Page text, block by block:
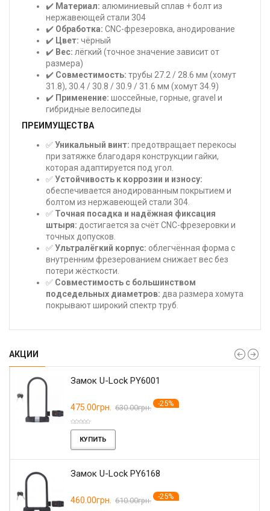
✔️ Материал: алюминиевый сплав + болт из
нержавеющей стали 304
✔️ Обработка: CNC-фрезеровка, анодирование
✔️ Цвет: чёрный
✔️ Вес: лёгкий (точное значение зависит от
размера)
✔️ Совместимость: трубы 27.2 / 28.6 мм (хомут
31.8), 30.4 / 30.8 / 30.9 / 31.6 мм (хомут 34.9)
✔️ Применение: шоссейные, горные, gravel и
гибридные велосипеды
ПРЕИМУЩЕСТВА
✅Уникальный винт: предотвращает перекосы
при затяжке благодаря конструкции гайки,
которая адаптируется под угол.
✅Устойчивость к коррозии и износу:
обеспечивается анодированным покрытием и
болтом из нержавеющей стали 304.
✅ Точная посадка и надёжная фиксация
штыря: достигается за счёт CNC-фрезеровки и
точных допусков.
✅Ультралёгкий корпус: облегчённая форма с
внутренним фрезерованием снижает вес без
потери жёсткости.
✅ Совместимость с большинством
подседельных диаметров: два размера хомута
покрывают широкий спектр труб.
АКЦИИ
Замок U-Lock PY6001
475.00грн. 630.00грн. -25%
КУПИТЬ
Замок U-Lock PY6168
460.00грн. 610.00грн. -25%